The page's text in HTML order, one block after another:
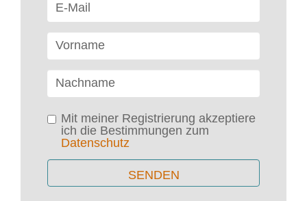
Mit meiner Registrierung akzeptiere
ich die Bestimmungen zum
Datenschutz